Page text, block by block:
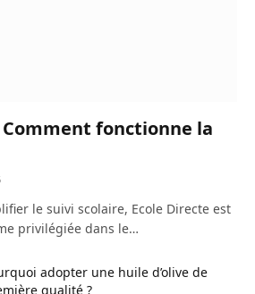
Comment fonctionne la
le suivi scolaire, Ecole Directe est
privilégiée dans le…
adopter une huile d’olive de
qualité ?